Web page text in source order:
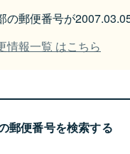
の郵便番号が
情報一覧 はこちら
郵便番号を検索する